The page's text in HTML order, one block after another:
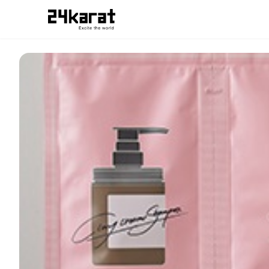
cocone_24kZAP受け取り用チケット